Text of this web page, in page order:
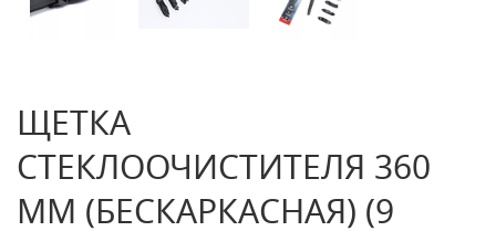
ЩЕТКА
СТЕКЛООЧИСТИТЕЛЯ 360
ММ (БЕСКАРКАСНАЯ) (9